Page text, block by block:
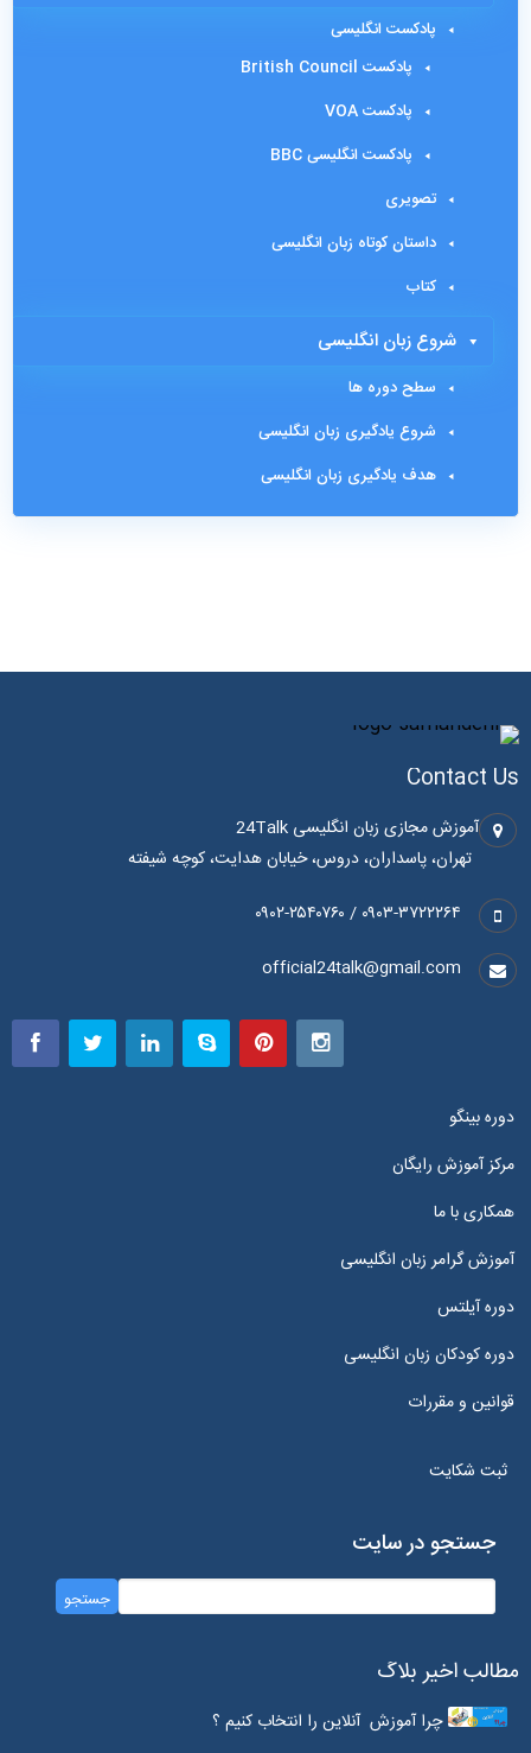
پادکست انگلیسی
پادکست British Council
پادکست VOA
پادکست انگلیسی BBC
تصویری
داستان کوتاه زبان انگلیسی
کتاب
شروع زبان انگلیسی
سطح دوره ها
شروع یادگیری زبان انگلیسی
هدف یادگیری زبان انگلیسی
Contact Us
آموزش مجازی زبان انگلیسی 24Talk
تهران، پاسداران، دروس، خیابان هدایت، کوچه شیفته
۰۹۰۳-۳۷۲۲۲۶۴ / ۰۹۰۲-۲۵۴۰۷۶۰
official24talk@gmail.com
دوره بینگو
مرکز آموزش رایگان
همکاری با ما
آموزش گرامر زبان انگلیسی
دوره آیلتس
دوره کودکان زبان انگلیسی
قوانین و مقررات
ثبت شکایت
جستجو در سایت
مطالب اخیر بلاگ
چرا آموزش آنلاین را انتخاب کنیم ؟